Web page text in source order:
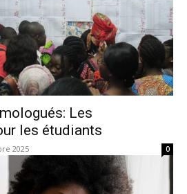
Les
les étudiants
2025 0